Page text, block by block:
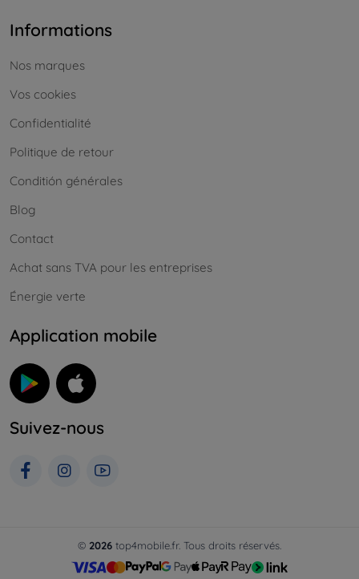
Informations
Nos marques
Vos cookies
Confidentialité
Politique de retour
Conditión générales
Blog
Contact
Achat sans TVA pour les entreprises
Énergie verte
Application mobile
Suivez-nous
© 2026 top4mobile.fr. Tous droits réservés.